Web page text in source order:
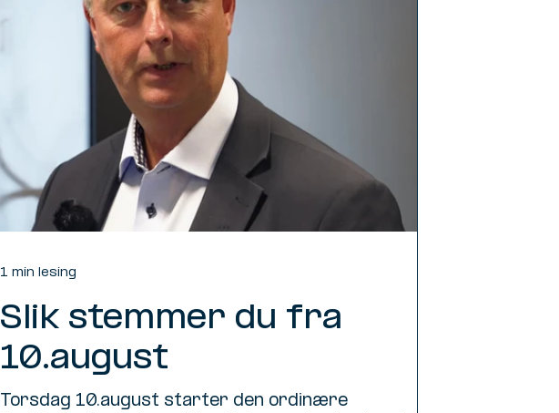
Slik stemmer du fra
10.august
Torsdag 10.august starter den ordinære
1 min lesing